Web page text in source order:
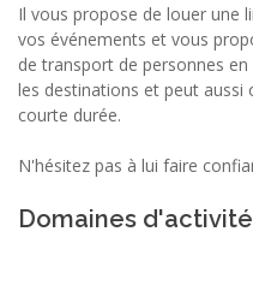
Il vous propose de louer une
vos événements et vous
de transport de personnes
les destinations et peut
courte durée.
N'hésitez pas à lui faire
Domaines